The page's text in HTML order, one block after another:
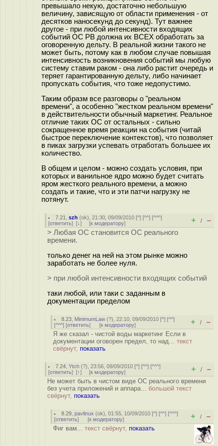
превышало некую, достаточно небольшую
величину, зависящую от области применения - от
десятков наносекунд до секунд). Тут важнее
другое - при любой интенсивности входящих
событий ОС РВ должна их ВСЕХ обработать за
оговоренную дельту. В реальной жизни такого не
может быть, потому как в любом случае повышая
интенсивность возникновения событий мы любую
систему ставим раком - она либо растит очередь и
теряет гарантированную дельту, либо начинает
пропускать события, что тоже недопустимо.
Таким образм все разговоры о "реальном
времени", а особенно "жестком реальном времени"
в действительности обычный маркетинг. Реальное
отличие таких ОС от остальных - сильно
сокращенное время реакции на события (читай
быстрое переключение контекстов), что позволяет
в пиках загрузки успевать отработать большее их
количество.
В общем и целом - можно создать условия, при
которых и ванильное ядро можно будет считать
яром жесткого реального времени, а можно
создать и такие, что и эти патчи нагрузку не
потянут.
7.21 ,szh (ok), 21:30, 09/09/2010 [^] [^^] [^^^]
[ответить] [↓] [к модератору] + / –
> Любая ОС становится ОС реального
времени.
только денег на ней на этом рынке можно
заработать не более нуля.
> при любой интенсивности входящих событий
таки любой, или таки с заданным в
документации пределом
8.23 MinimumLaw (?), 22:10, 09/09/2010 [^] [^^]
[^^^] [ответить] [к модератору] + / –
Я же сказал - чистой воды маркетинг Если в
документации оговорен предел, то над... текст
свёрнут, показать
7.24 ,Ytch (?), 23:56, 09/09/2010 [^] [^^] [^^^]
[ответить] [↑] [к модератору] + / –
Не может быть в чистом виде ОС реального времени
без учета приложений и аппара... большой текст
свёрнут, показать
8.29 ,pavlinux (ok), 01:55, 10/09/2010 [^] [^^] [^^^]
[ответить] [к модератору] + / –
Фиг вам... текст свёрнут, показать